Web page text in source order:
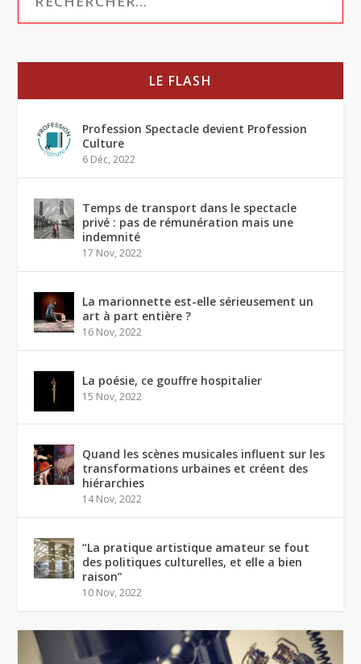
LE FLASH
Profession Spectacle devient Profession
Culture
6 Déc, 2022
Temps de transport dans le spectacle
privé : pas de rémunération mais une
indemnité
17 Nov, 2022
La marionnette est-elle sérieusement un
art à part entière ?
16 Nov, 2022
La poésie, ce gouffre hospitalier
15 Nov, 2022
Quand les scènes musicales influent sur les
transformations urbaines et créent des
hiérarchies
14 Nov, 2022
“La pratique artistique amateur se fout
des politiques culturelles, et elle a bien
raison”
10 Nov, 2022